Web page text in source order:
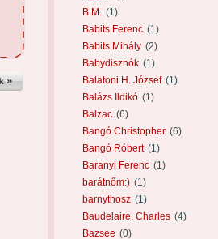
B.M.
(1)
Babits Ferenc (1)
Babits Mihály (2)
Babydisznók (1)
Balatoni H. József (1)
Balázs Ildikó (1)
Balzac (6)
Bangó Christopher (6)
Bangó Róbert (1)
Baranyi Ferenc (1)
barátnőm:) (1)
barnythosz (1)
Baudelaire, Charles (4)
Bazsee (0)